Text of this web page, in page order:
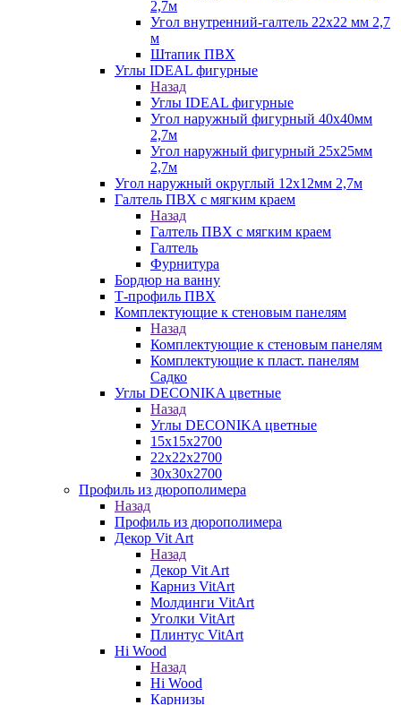
2,7м
Угол внутренний-галтель 22х22 мм 2,7
м
Штапик ПВХ
Углы IDEAL фигурные
Назад
Углы IDEAL фигурные
Угол наружный фигурный 40х40мм
2,7м
Угол наружный фигурный 25х25мм
2,7м
Угол наружный округлый 12х12мм 2,7м
Галтель ПВХ с мягким краем
Назад
Галтель ПВХ с мягким краем
Галтель
Фурнитура
Бордюр на ванну
Т-профиль ПВХ
Комплектующие к стеновым панелям
Назад
Комплектующие к стеновым панелям
Комплектующие к пласт. панелям
Садко
Углы DECONIKA цветные
Назад
Углы DECONIKA цветные
15х15х2700
22х22х2700
30х30х2700
Профиль из дюрополимера
Назад
Профиль из дюрополимера
Декор Vit Art
Назад
Декор Vit Art
Карниз VitArt
Молдинги VitArt
Уголки VitArt
Плинтус VitArt
Hi Wood
Назад
Hi Wood
Карнизы